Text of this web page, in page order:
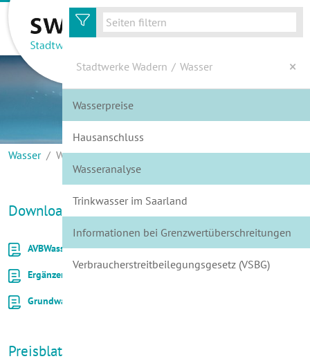
zur Hauptnavigation
Wasser Wasserpreise
Download
AVBWasserV36 KB
Ergänzende Bestimmungen zur AVBWasserV
Grundwasserentnahmeentgeltgesetz
Preisblatt zum Download
Stadtwerke Wadern / Wasser
Energie
Wasser
Service
Kundenportal
Wir über Uns
Wasserpreise
Hausanschluss
Wasseranalyse
Trinkwasser im Saarland
Informationen bei Grenzwertüberschreitungen
Verbraucherstreitbeilegungsgesetz (VSBG)